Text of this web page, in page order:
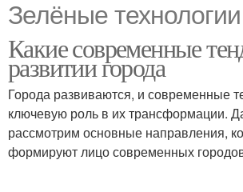
Зелёные технологии
Какие современные
развитии города
Города развиваются, и современные
ключевую роль в их трансформации.
рассмотрим основные направления,
формируют лицо современных